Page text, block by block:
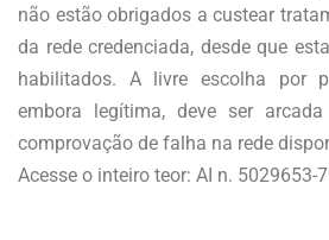
não estão obrigados a custear
da rede credenciada, desde que
habilitados. A livre escolha por
embora legítima, deve ser
comprovação de falha na rede
Acesse o inteiro teor: AI n. 5029653-